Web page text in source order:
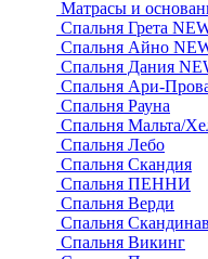
Матрасы и
Спальня Грета
Спальня Айно
Спальня Дания
Спальня Ари-
Спальня Рауна
Спальня Мальта/
Спальня Лебо
Спальня Скандия
Спальня ПЕННИ
Спальня Верди
Спальня
Спальня Викинг